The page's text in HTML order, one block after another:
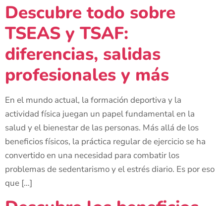
Descubre todo sobre
TSEAS y TSAF:
diferencias, salidas
profesionales y más
En el mundo actual, la formación deportiva y la
actividad física juegan un papel fundamental en la
salud y el bienestar de las personas. Más allá de los
beneficios físicos, la práctica regular de ejercicio se ha
convertido en una necesidad para combatir los
problemas de sedentarismo y el estrés diario. Es por eso
que […]